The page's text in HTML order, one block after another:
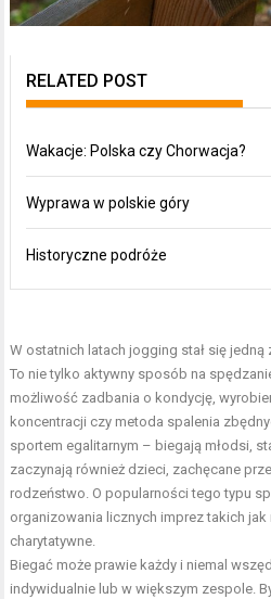
RELATED POST
Wakacje: Polska czy Chorwacja?
Wyprawa w polskie góry
Historyczne podróże
W ostatnich latach jogging stał się
To nie tylko aktywny sposób na
możliwość zadbania o kondycję,
koncentracji czy metoda spalenia
sportem egalitarnym – biegają młodsi,
zaczynają również dzieci, zachęcane
rodzeństwo. O popularności tego typu
organizowania licznych imprez takich jak
charytatywne.
Biegać może prawie każdy i niemal
indywidualnie lub w większym zespole.